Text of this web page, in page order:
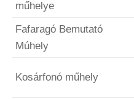
műhelye
Fafaragó Bemutató
Múhely
Kosárfonó műhely